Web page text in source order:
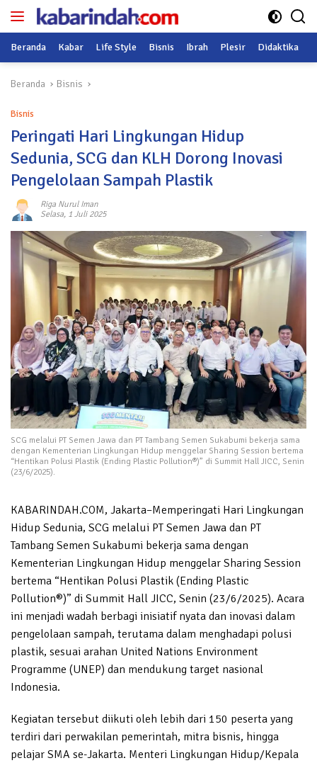
Langsung
Beranda Kabar Life Style Bisnis Ibrah Plesir Didaktika
Beranda Bisnis
Bisnis
Peringati Hari Lingkungan Hidup
Sedunia, SCG dan KLH Dorong Inovasi
Pengelolaan Sampah Plastik
Riga Nurul Iman
Selasa, 1 Juli 2025
SCG melalui PT Semen Jawa dan PT Tambang Semen Sukabumi bekerja sama
dengan Kementerian Lingkungan Hidup menggelar Sharing Session bertema
“Hentikan Polusi Plastik (Ending Plastic Pollution®)” di Summit Hall JICC, Senin
(23/6/2025).
KABARINDAH.COM, Jakarta–Memperingati Hari Lingkungan
Hidup Sedunia, SCG melalui PT Semen Jawa dan PT
Tambang Semen Sukabumi bekerja sama dengan
Kementerian Lingkungan Hidup menggelar Sharing Session
bertema “Hentikan Polusi Plastik (Ending Plastic
Pollution®)” di Summit Hall JICC, Senin (23/6/2025). Acara
ini menjadi wadah berbagi inisiatif nyata dan inovasi dalam
pengelolaan sampah, terutama dalam menghadapi polusi
plastik, sesuai arahan United Nations Environment
Programme (UNEP) dan mendukung target nasional
Indonesia.
Kegiatan tersebut diikuti oleh lebih dari 150 peserta yang
terdiri dari perwakilan pemerintah, mitra bisnis, hingga
pelajar SMA se-Jakarta. Menteri Lingkungan Hidup/Kepala